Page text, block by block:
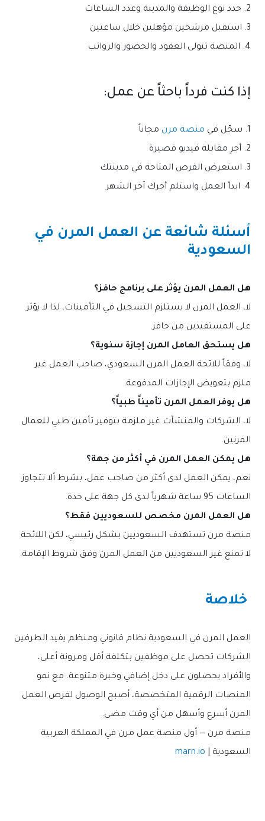
2. حدد نوع الوظيفة والمدينة وعدد الساعات
3. استقبل مرشحين مؤهلين خلال ساعتين
4. المنصة تتولى العقود والحضور والرواتب
إذا كنت فرداً باحثاً عن عمل:
1. سجّل في منصة مرن مجاناً
2. أجرِ مقابلة فيديو قصيرة
3. استعرض الفرص المتاحة في مدينتك
4. ابدأ العمل واستلم أجرك آخر الشهر
أسئلة شائعة عن العمل المرن في
السعودية
هل العمل المرن يؤثر على برنامج حافز؟
لا، العمل المرن لا يستلزم التسجيل في التأمينات، لذا لا يؤثر
على المستفيدين من حافز.
هل يستحق العامل المرن إجازة سنوية؟
لا، وفقاً للائحة العمل المرن السعودي، صاحب العمل غير
ملزم بتعويض الإجازات المدفوعة.
هل يوفر العمل المرن تأميناً طبياً؟
لا، الشركات والمنشآت غير ملزمة بتوفير تأمين طبي للعمال
المرنين.
هل يمكن العمل المرن في أكثر من جهة؟
نعم، يمكن العمل لدى أكثر من صاحب عمل، بشرط ألا تتجاوز
الساعات 95 ساعة شهرياً لدى كل جهة على حدة.
هل العمل المرن مخصص للسعوديين فقط؟
منصة مرن تستهدف السعوديين بشكل رئيسي، لكن اللائحة
لا تمنع غير السعوديين من العمل المرن وفق شروط الإقامة.
خلاصة
العمل المرن في السعودية نظام قانوني ومنظم يفيد الطرفين
الشركات تحصل على موظفين بتكلفة أقل ومرونة أعلى،
والأفراد يحصلون على دخل إضافي وخبرة متنوعة. مع نمو
المنصات الرقمية المتخصصة، أصبح الوصول لفرص العمل
المرن أسرع وأسهل من أي وقت مضى.
منصة مرن — أول منصة عمل مرن في المملكة العربية
السعودية | marn.io